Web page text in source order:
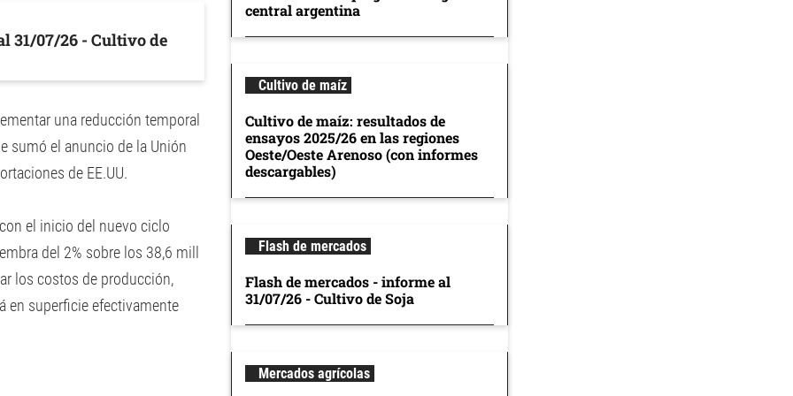
31/07/26 - Cultivo de
una reducción temporal
sumó el anuncio de la Unión
de EE.UU.
el inicio del nuevo ciclo
del 2% sobre los 38,6 mill
los costos de producción,
en superficie efectivamente
central argentina
Cultivo de maíz
Cultivo de maíz: resultados de
ensayos 2025/26 en las regiones
Oeste/Oeste Arenoso (con informes
descargables)
Flash de mercados
Flash de mercados - informe al
31/07/26 - Cultivo de Soja
Mercados agrícolas